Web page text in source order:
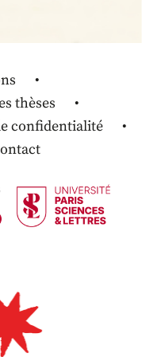
thèses
confidentialité